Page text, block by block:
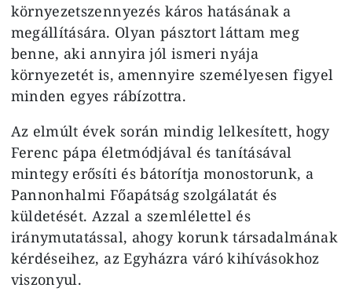
környezetszennyezés káros hatásának a
megállítására. Olyan pásztort láttam meg
benne, aki annyira jól ismeri nyája
környezetét is, amennyire személyesen figyel
minden egyes rábízottra.
Az elmúlt évek során mindig lelkesített, hogy
Ferenc pápa életmódjával és tanításával
mintegy erősíti és bátorítja monostorunk, a
Pannonhalmi Főapátság szolgálatát és
küldetését. Azzal a szemlélettel és
iránymutatással, ahogy korunk társadalmának
kérdéseihez, az Egyházra váró kihívásokhoz
viszonyul.